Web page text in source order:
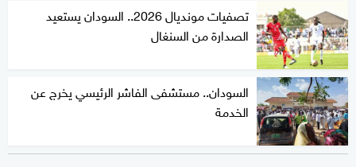
تصفيات مونديال 2026.. السودان يستعيد
الصدارة من السنغال
السودان.. مستشفى الفاشر الرئيسي يخرج عن
الخدمة